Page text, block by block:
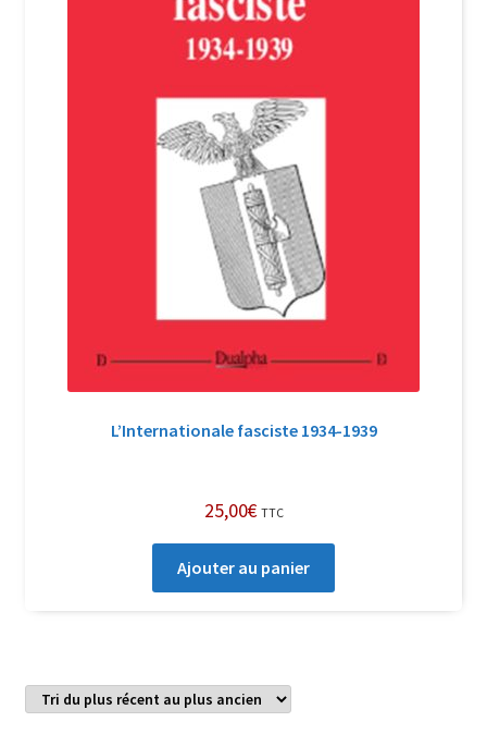
Politique de confidentialité et cookies
Soutien à Philippe Randa
L’Internationale fasciste 1934-1939
25,00€ TTC
Ajouter au panier